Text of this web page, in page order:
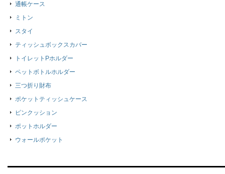
通帳ケース
ミトン
スタイ
ティッシュボックスカバー
トイレットPホルダー
ペットボトルホルダー
三つ折り財布
ポケットティッシュケース
ピンクッション
ポットホルダー
ウォールポケット